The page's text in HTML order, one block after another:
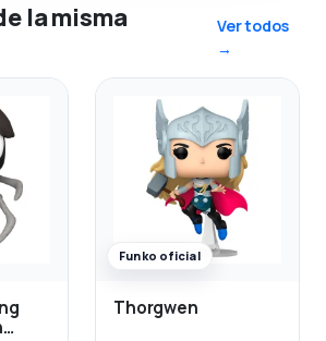
la misma
Ver todos
→
Funko oficial
Thorgwen